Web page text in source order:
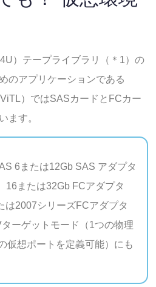
）テープライブラリ（＊1）の
のアプリケーションである
）ではSASカードとFCカー
ます。
6または12Gb SAS アダプタ
16または32Gb FCアダプタ
は2007シリーズFCアダプタ
ーゲットモード（1つの物理
仮想ポートを定義可能）にも